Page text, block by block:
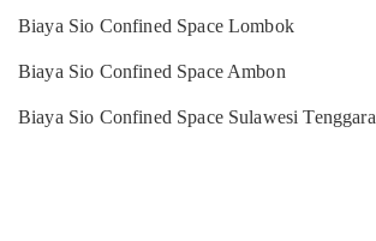
Biaya Sio Confined Space Lombok
Biaya Sio Confined Space Ambon
Biaya Sio Confined Space Sulawesi Tenggara